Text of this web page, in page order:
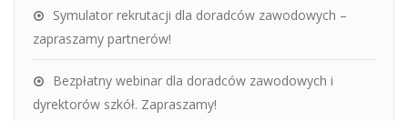
Symulator rekrutacji dla doradców zawodowych –
zapraszamy partnerów!
Bezpłatny webinar dla doradców zawodowych i
dyrektorów szkół. Zapraszamy!